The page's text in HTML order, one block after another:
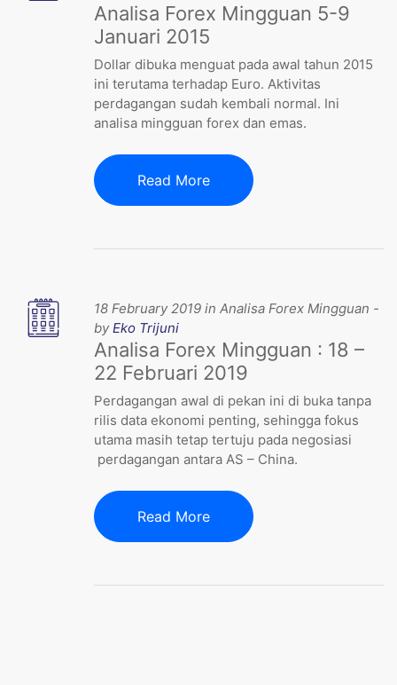
Analisa Forex Mingguan 5-9
Januari 2015
Dollar dibuka menguat pada awal tahun 2015
ini terutama terhadap Euro. Aktivitas
perdagangan sudah kembali normal. Ini
analisa mingguan forex dan emas.
Read More
18 February 2019 in Analisa Forex Mingguan -
byEko Trijuni
Analisa Forex Mingguan : 18 –
22 Februari 2019
Perdagangan awal di pekan ini di buka tanpa
rilis data ekonomi penting, sehingga fokus
utama masih tetap tertuju pada negosiasi
perdagangan antara AS – China.
Read More